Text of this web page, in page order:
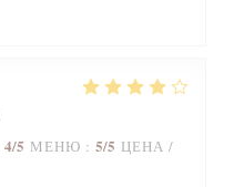
4/5 МЕНЮ : 5/5 ЦЕНА /